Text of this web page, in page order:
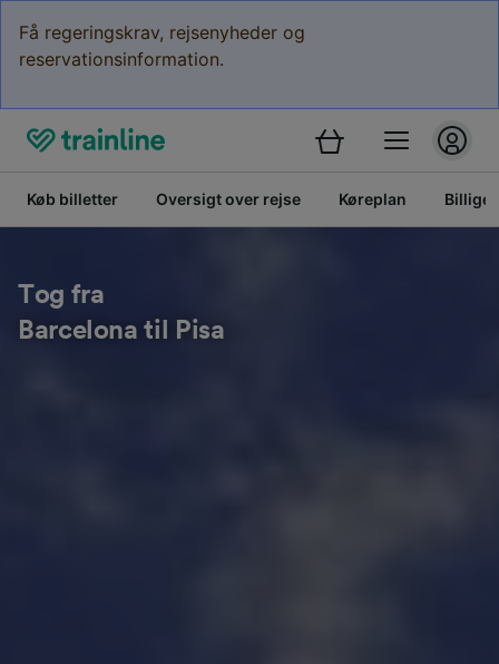
Få regeringskrav, rejsenyheder og
reservationsinformation.
Køb billetter Oversigt over rejse Køreplan Billige
Tog fra
Barcelona til Pisa